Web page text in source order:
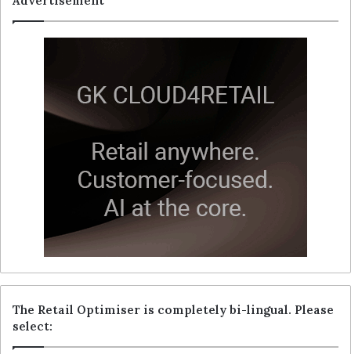
The Retail Optimiser is completely bi-lingual. Please
select: